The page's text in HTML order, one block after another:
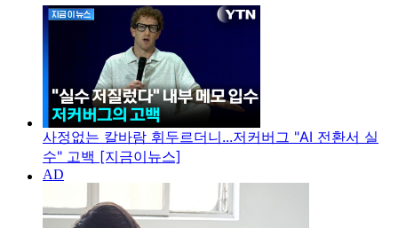
사정없는 칼바람 휘두르더니...저커버그 "AI 전환서 실
수" 고백 [지금이뉴스]